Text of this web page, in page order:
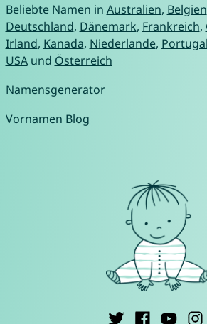
Beliebte Namen in Australien, Belgien
Deutschland, Dänemark, Frankreich,
Irland, Kanada, Niederlande, Portugal
USAund Österreich
Namensgenerator
Vornamen Blog